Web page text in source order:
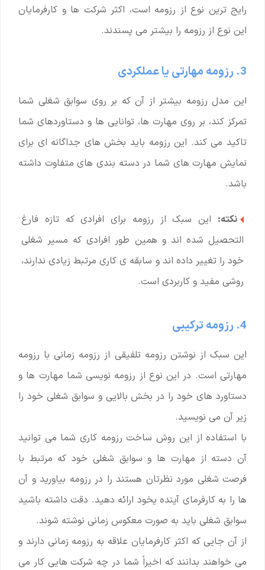
رایج ترین نوع از رزومه است، اکثر شرکت ها و کارفرمایان
این نوع از رزومه را بیشتر می پسندند.
3. رزومه مهارتی یا عملکردی
این مدل رزومه بیشتر از آن که بر روی سوابق شغلی شما
تمرکز کند، بر روی مهارت ها، توانایی ها و دستاوردهای شما
تاکید می کند. این رزومه باید بخش های جداگانه ای برای
نمایش مهارت های شما در دسته بندی های متفاوت داشته
باشد.
نکته: این سبک از رزومه برای افرادی که تازه فارغ
التحصیل شده اند و همین طور افرادی که مسیر شغلی
خود را تغییر داده اند و سابقه ی کاری مرتبط زیادی ندارند،
روشی مفید و کاربردی است.
4. رزومه ترکیبی
این سبک از نوشتن رزومه تلفیقی از رزومه زمانی با رزومه
مهارتی است. در این نوع از رزومه نویسی شما مهارت ها و
دستاورد های خود را در بخش بالایی و سوابق شغلی خود را
زیر آن می نویسید.
با استفاده از این روش ساخت رزومه کاری شما می توانید
آن دسته از مهارت ها و سوابق شغلی خود که مرتبط با
فرصت شغلی مورد نظرتان هستند را در رزومه بیاورید و آن
ها را به کارفرمای آینده یخود ارائه دهید. دقت داشته باشید
سوابق شغلی باید به صورت معکوس زمانی نوشته شوند.
از آن جایی که اکثر کارفرمایان علاقه به رزومه زمانی دارند و
می خواهند بدانند که اخیراً شما در چه شرکت هایی کار می